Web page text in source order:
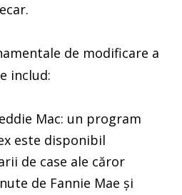
de modificare a
includ:
Mac: un program
este disponibil
de case ale căror
de Fannie Mae și